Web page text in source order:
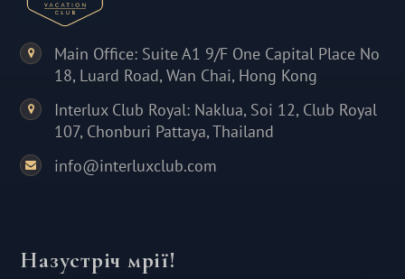
Main Office: Suite A1 9/F One Capital Place No
18, Luard Road, Wan Chai, Hong Kong
Interlux Club Royal: Naklua, Soi 12, Club Royal
107, Chonburi Pattaya, Thailand
info@interluxclub.com
Назустріч мрії!